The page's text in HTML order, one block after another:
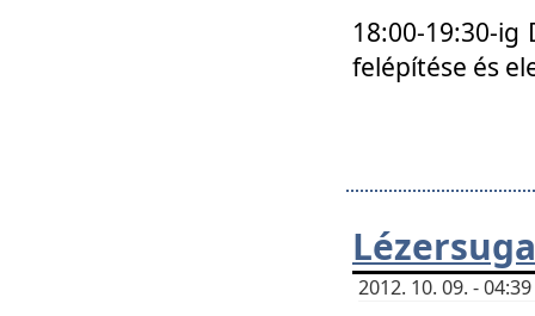
18:00-19:30-
felépítése és
2012. 10. 09. -